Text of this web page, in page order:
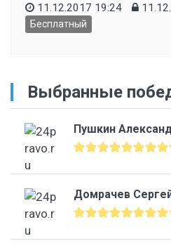
11.12.2017 19:24
Бесплатный
Выбранные
Пушкин
Домрачев